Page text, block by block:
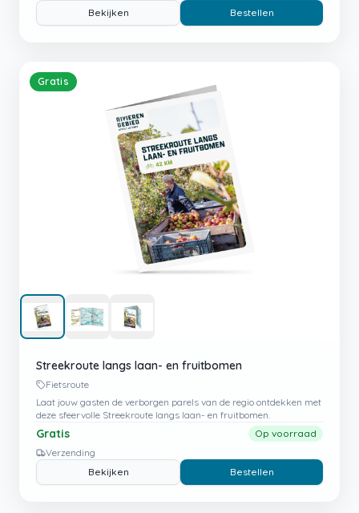
Bekijken
Bestellen
Gratis
Streekroute langs laan- en fruitbomen
Fietsroute
Laat jouw gasten de verborgen parels van de regio ontdekken met
deze sfeervolle Streekroute langs laan- en fruitbomen.
Gratis
Op voorraad
Verzending
Bekijken
Bestellen